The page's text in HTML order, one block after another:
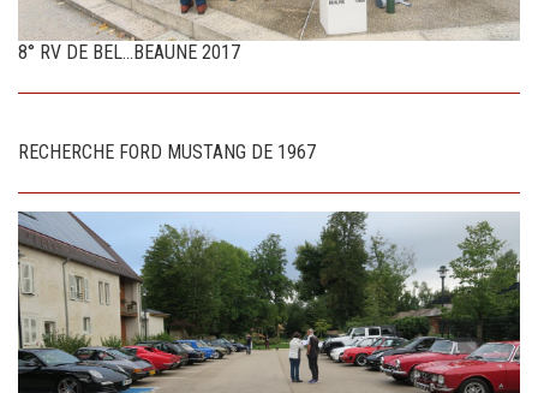
8° RV DE BEL...BEAUNE 2017
RECHERCHE FORD MUSTANG DE 1967